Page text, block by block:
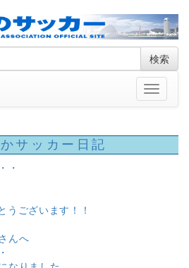
検索
Toggle
サッカー日記
・
うございます！！
んへ